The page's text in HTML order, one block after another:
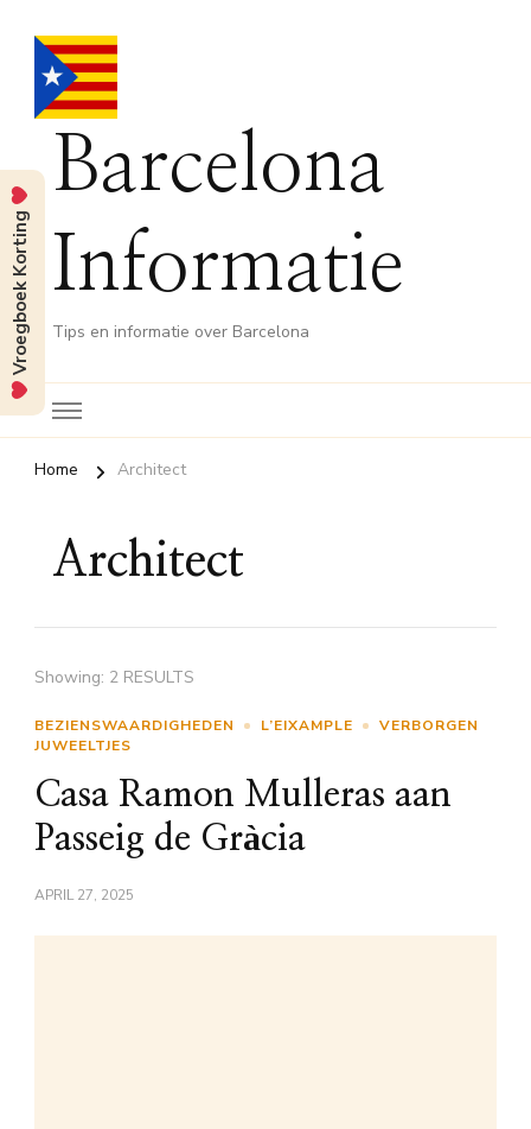
Barcelona
Informatie
Tips en informatie over Barcelona
Home Architect
Architect
Showing: 2 RESULTS
BEZIENSWAARDIGHEDEN L’EIXAMPLE
VERBORGEN
JUWEELTJES
Casa Ramon Mulleras aan
Passeig de Gràcia
APRIL 27, 2025
Vroegboek Korting